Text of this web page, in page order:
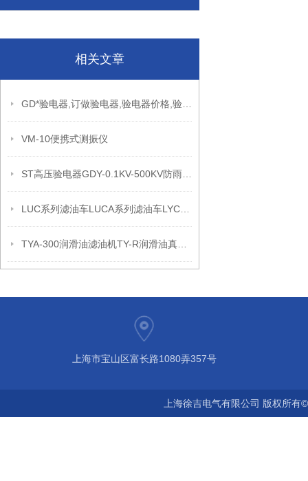
相关文章
VM-10便携式测振仪
上海市宝山区富长路1080弄357号
上海徐吉电气有限公司 版权所